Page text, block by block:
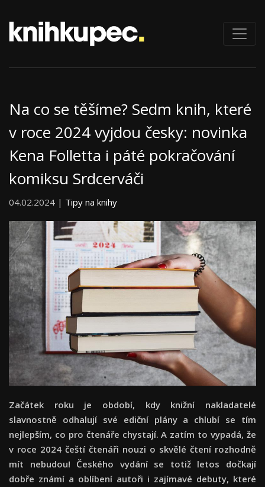
Na co se těšíme? Sedm knih, které
v roce 2024 vyjdou česky: novinka
Kena Folletta i páté pokračování
komiksu Srdcerváči
04.02.2024 | Tipy na knihy
Začátek roku je období, kdy knižní nakladatelé
slavnostně odhalují své ediční plány a chlubí se tím
nejlepším, co pro čtenáře chystají. A zatím to vypadá, že
v roce 2024 čeští čtenáři nouzi o skvělé čtení rozhodně
mít nebudou! Českého vydání se totiž letos dočkají
dobře známí a oblíbení autoři i zajímavé debuty, které